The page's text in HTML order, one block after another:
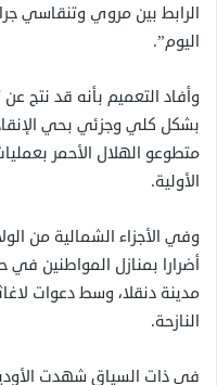
الرابط بين مروي وتنقاسي
اليوم”.
وأفاد التعميم بأنه قد نتج
بشكل كلي وجزئي بحي
متطوعو الهلال الأحمر
الأولية.
وفي الأجزاء الشمالية من
مدينة دنقلا، وسط دعوات
النازحة.
في ذات السياق شهدت